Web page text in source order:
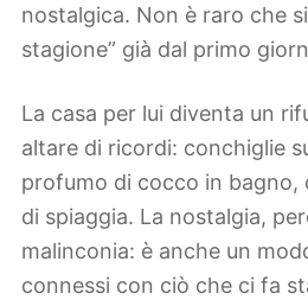
nostalgica. Non è raro che
stagione” già dal primo
La casa per lui diventa un
altare di ricordi: conchiglie
profumo di cocco in bagno,
di spiaggia. La nostalgia,
malinconia: è anche un
connessi con ciò che ci fa